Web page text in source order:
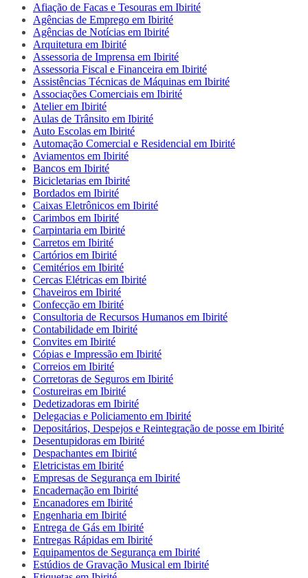
Afiação de Facas e Tesouras em Ibirité
Agências de Emprego em Ibirité
Agências de Notícias em Ibirité
Arquitetura em Ibirité
Assessoria de Imprensa em Ibirité
Assessoria Fiscal e Financeira em Ibirité
Assistências Técnicas de Máquinas em Ibirité
Associações Comerciais em Ibirité
Atelier em Ibirité
Aulas de Trânsito em Ibirité
Auto Escolas em Ibirité
Automação Comercial e Residencial em Ibirité
Aviamentos em Ibirité
Bancos em Ibirité
Bicicletarias em Ibirité
Bordados em Ibirité
Caixas Eletrônicos em Ibirité
Carimbos em Ibirité
Carpintaria em Ibirité
Carretos em Ibirité
Cartórios em Ibirité
Cemitérios em Ibirité
Cercas Elétricas em Ibirité
Chaveiros em Ibirité
Confecção em Ibirité
Consultoria de Recursos Humanos em Ibirité
Contabilidade em Ibirité
Convites em Ibirité
Cópias e Impressão em Ibirité
Correios em Ibirité
Corretoras de Seguros em Ibirité
Costureiras em Ibirité
Dedetizadoras em Ibirité
Delegacias e Policiamento em Ibirité
Depositários, Despejos e Reintegração de posse em Ibirité
Desentupidoras em Ibirité
Despachantes em Ibirité
Eletricistas em Ibirité
Empresas de Segurança em Ibirité
Encadernação em Ibirité
Encanadores em Ibirité
Engenharia em Ibirité
Entrega de Gás em Ibirité
Entregas Rápidas em Ibirité
Equipamentos de Segurança em Ibirité
Estúdios de Gravação Musical em Ibirité